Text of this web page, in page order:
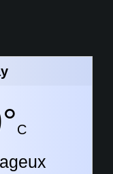
C